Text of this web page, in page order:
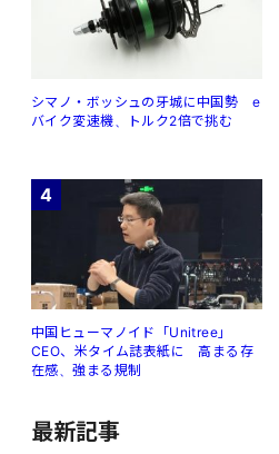
シマノ・ボッシュの牙城に中国勢 e
バイク変速機、トルク2倍で挑む
4
中国ヒューマノイド「Unitree」
CEO、米タイム誌表紙に 高まる存
在感、強まる規制
最新記事